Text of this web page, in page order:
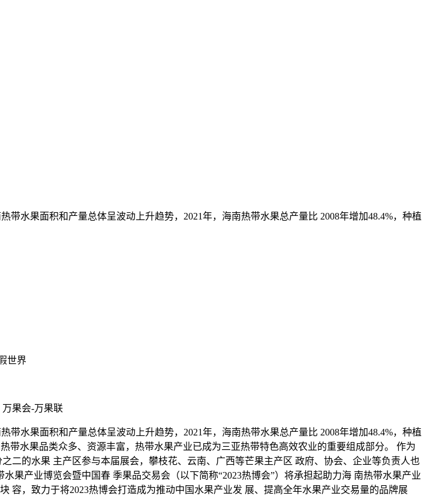
水果面积和产量总体呈波动上升趋势，2021年，海南热带水果总产量比 2008年增加48.4%，种植
世界
果会-万果联
水果面积和产量总体呈波动上升趋势，2021年，海南热带水果总产量比 2008年增加48.4%，种植
带水果品类众多、资源丰富，热带水果产业已成为三亚热带特色高效农业的重要组成部分。 作为
二的水果 主产区参与本届展会，攀枝花、云南、广西等芒果主产区 政府、协会、企业等负责人也
果产业博览会暨中国春 季果品交易会（以下简称“2023热博会”）将承担起助力海 南热带水果产业
容，致力于将2023热博会打造成为推动中国水果产业发 展、提高全年水果产业交易量的品牌展